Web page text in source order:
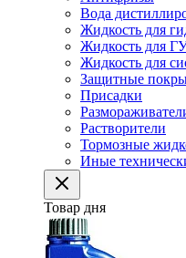
Вода
Жидкость для
Жидкость для
Жидкость для
Защитные
Присадки
Растворители
Тормозные
Иные
Товар дня